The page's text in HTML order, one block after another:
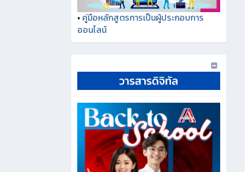
• คู่มือหลักสูตรการเป็นผู้ประกอบการ
ออนไลน์